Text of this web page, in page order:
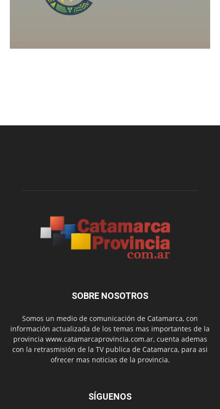
SOBRE NOSOTROS
Somos un medio de comunicación de Catamarca, con
información actualizada de los temas mas importantes de la
provincia www.catamarcaprovincia.com.ar, cuenta ademas
con la retrasmisión de la TV publica de Catamarca, para asi
ofrecer mas noticias de la provincia.
SÍGUENOS